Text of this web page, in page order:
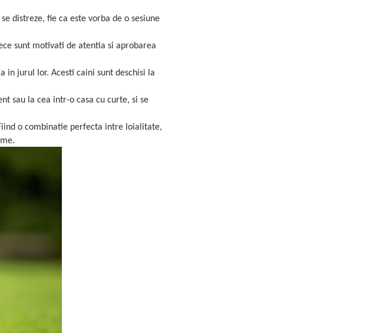
distreze, fie ca este vorba de o sesiune
sunt motivati de atentia si aprobarea
in jurul lor. Acesti caini sunt deschisi la
sau la cea intr-o casa cu curte, si se
o combinatie perfecta intre loialitate,